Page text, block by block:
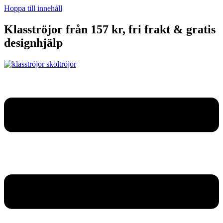
Hoppa till innehåll
Klasströjor från 157 kr, fri frakt & gratis
designhjälp